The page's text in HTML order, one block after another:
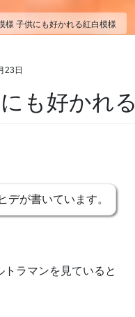
様 子供にも好かれる紅白模様
23日
も好かれ
デが書いています。
トラマンを見ていると